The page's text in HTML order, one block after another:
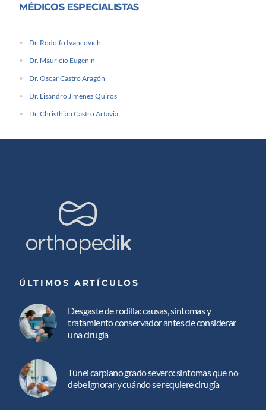
MÉDICOS ESPECIALISTAS
Dr. Rodolfo Ivancovich
Dr. Mauricio Eugenin
Dr. Oscar Castro Aragón
Dr. Lisandro Jiménez Quirós
Dr. Christhian Castro Artavia
ÚLTIMOS ARTÍCULOS
Desgaste de rodilla: causas, síntomas y
tratamiento conservador antes de considerar
una cirugía
Túnel carpiano grado severo: síntomas que no
debe ignorar y cuándo se requiere cirugía